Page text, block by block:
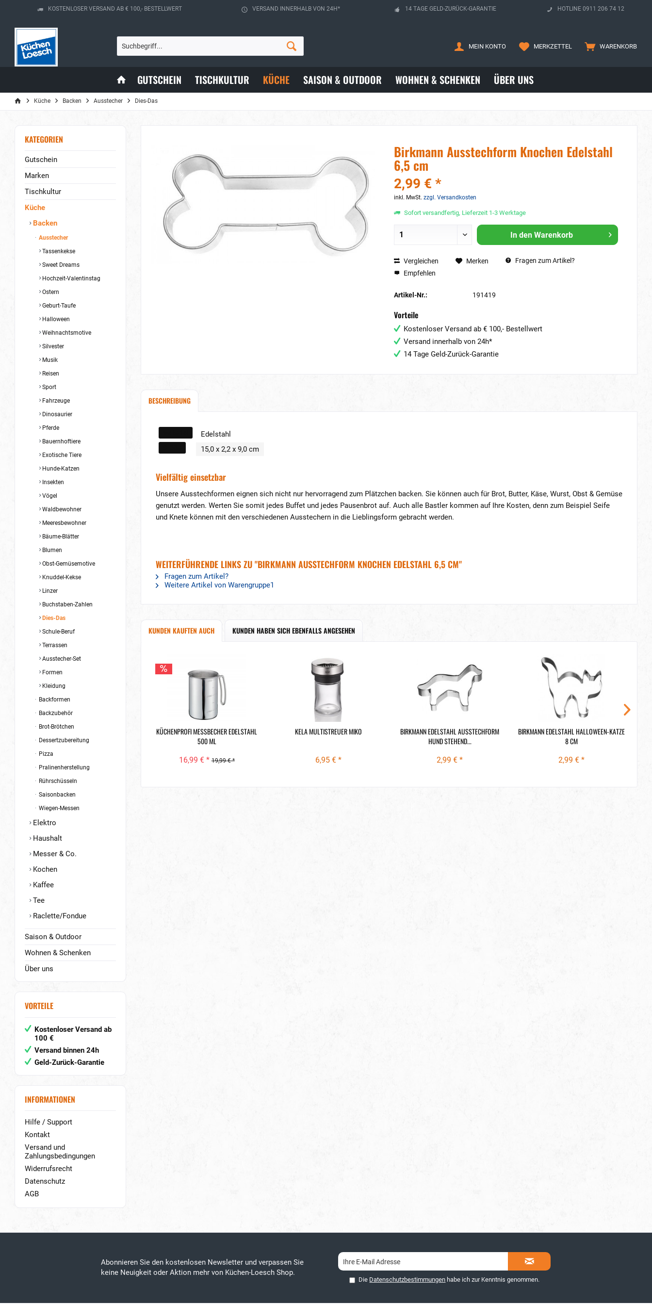
KOSTENLOSER VERSAND AB € 100,- BESTELLWERT VERSAND INNERHALB VON 24H* 14 TAGE GELD-ZURÜCK-GARANTIE HOTLINE 0911 206 74 12
WARENKORB
MERKZETTEL
MEIN KONTO
GUTSCHEIN TISCHKULTUR KÜCHE SAISON & OUTDOOR WOHNEN & SCHENKEN ÜBER UNS
Küche Backen Ausstecher Dies-Das
KATEGORIEN
Gutschein
Marken
Tischkultur
Küche
Backen
Ausstecher
Tassenkekse
Sweet Dreams
Hochzeit-Valentinstag
Ostern
Geburt-Taufe
Halloween
Weihnachtsmotive
Silvester
Musik
Reisen
Sport
Fahrzeuge
Dinosaurier
Pferde
Bauernhoftiere
Exotische Tiere
Hunde-Katzen
Insekten
Vögel
Waldbewohner
Meeresbewohner
Bäume-Blätter
Blumen
Obst-Gemüsemotive
Knuddel-Kekse
Linzer
Buchstaben-Zahlen
Dies-Das
Schule-Beruf
Terrassen
Ausstecher-Set
Formen
Kleidung
Backformen
Backzubehör
Brot-Brötchen
Dessertzubereitung
Pizza
Pralinenherstellung
Rührschüsseln
Saisonbacken
Wiegen-Messen
Elektro
Haushalt
Messer & Co.
Kochen
Kaffee
Tee
Raclette/Fondue
Saison & Outdoor
Wohnen & Schenken
Über uns
VORTEILE
Kostenloser Versand ab
100 €
Versand binnen 24h
Geld-Zurück-Garantie
INFORMATIONEN
Hilfe / Support
Kontakt
Versand und
Zahlungsbedingungen
Widerrufsrecht
Datenschutz
AGB
Birkmann Ausstechform Knochen Edelstahl
6,5 cm
2,99 € *
inkl. MwSt. zzgl. Versandkosten
Sofort versandfertig, Lieferzeit 1-3 Werktage
In den Warenkorb
Vergleichen Merken
Fragen zum Artikel?
Empfehlen
Artikel-Nr.: 191419
Vorteile
Kostenloser Versand ab € 100,- Bestellwert
Versand innerhalb von 24h*
14 Tage Geld-Zurück-Garantie
BESCHREIBUNG
Edelstahl
15,0 x 2,2 x 9,0 cm
Vielfältig einsetzbar
Unsere Ausstechformen eignen sich nicht nur hervorragend zum Plätzchen backen. Sie können auch für Brot, Butter, Käse, Wurst, Obst & Gemüse
genutzt werden. Werten Sie somit jedes Buffet und jedes Pausenbrot auf. Auch alle Bastler kommen auf Ihre Kosten, denn zum Beispiel Seife
und Knete können mit den verschiedenen Ausstechern in die Lieblingsform gebracht werden.
WEITERFÜHRENDE LINKS ZU "BIRKMANN AUSSTECHFORM KNOCHEN EDELSTAHL 6,5 CM"
Fragen zum Artikel?
Weitere Artikel von Warengruppe1
KUNDEN KAUFTEN AUCH KUNDEN HABEN SICH EBENFALLS ANGESEHEN
KÜCHENPROFI MESSBECHER EDELSTAHL
500 ML
16,99 € * 19,99 € *
KELA MULTISTREUER MIKO
6,95 € *
BIRKMANN EDELSTAHL AUSSTECHFORM
HUND STEHEND...
2,99 € *
BIRKMANN EDELSTAHL HALLOWEEN-KATZE
8 CM
2,99 € *
Abonnieren Sie den kostenlosen Newsletter und verpassen Sie
keine Neuigkeit oder Aktion mehr von Küchen-Loesch Shop.
Die Datenschutzbestimmungen habe ich zur Kenntnis genommen.